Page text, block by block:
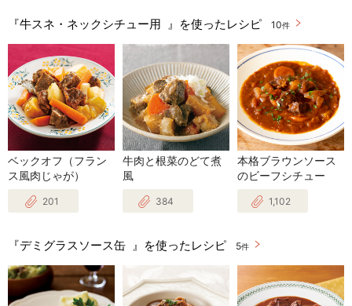
『牛スネ・ネックシチュー用 』を使ったレシピ 10件
ベックオフ（フラン
ス風肉じゃが）
201
牛肉と根菜のどて煮
風
384
本格ブラウンソース
のビーフシチュー
1,102
『デミグラスソース缶 』を使ったレシピ 5件